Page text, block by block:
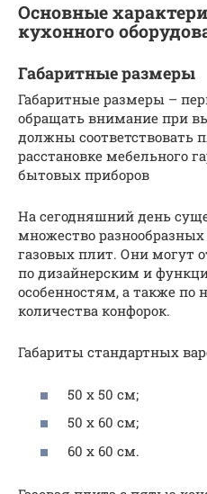
Основные
кухонного
Габаритные размеры
Габаритные размеры –
обращать внимание при
должны соответствовать
расстановке мебельного
бытовых приборов
На сегодняшний день
множество
газовых плит. Они могут
по дизайнерским и
особенностям, а также по
количества конфорок.
Габариты стандартных
50 х 50 см;
50 х 60 см;
60 х 60 см.